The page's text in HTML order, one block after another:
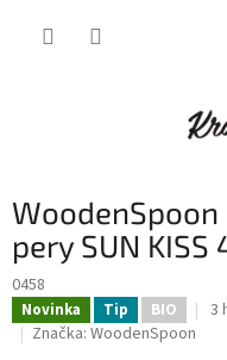
pery SUN KISS
0458
Novinka Tip BIO 3
Značka: WoodenSpoon